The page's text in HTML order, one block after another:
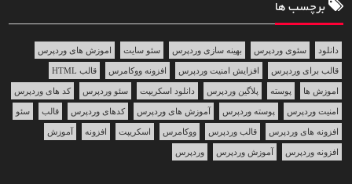
برچسب ها
دانلود سئوی وردپرس بهینه سازی وردپرس سئو سایت اموزش های وردپرس
قالب برای وردپرس افزایش امنیت وردپرس افزونه ووکامرس قالب HTML
اموزش ها پوسته پلاگین وردپرس دانلود اسکریپت سئو وردپرس کد های وردپرس
امنیت وردپرس پوسته وردپرس آموزش های وردپرس کدهای وردپرس قالب سئو
افزونه های وردپرس قالب وردپرس ووکامرس اسکریپت افزونه آموزش
افزونه وردپرس آموزش وردپرس وردپرس